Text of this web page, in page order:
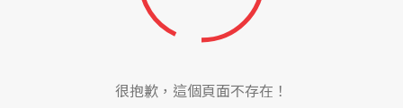
很抱歉，這個頁面不存在！